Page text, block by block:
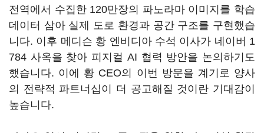
전역에서 수집한 120만장의 파노라마 이미지를 학습
데이터 삼아 실제 도로 환경과 공간 구조를 구현했습
니다. 이후 메디슨 황 엔비디아 수석 이사가 네이버 1
784 사옥을 찾아 피지컬 AI 협력 방안을 논의하기도
했습니다. 이에 황 CEO의 이번 방문을 계기로 양사
의 전략적 파트너십이 더 공고해질 것이란 기대감이
높습니다.